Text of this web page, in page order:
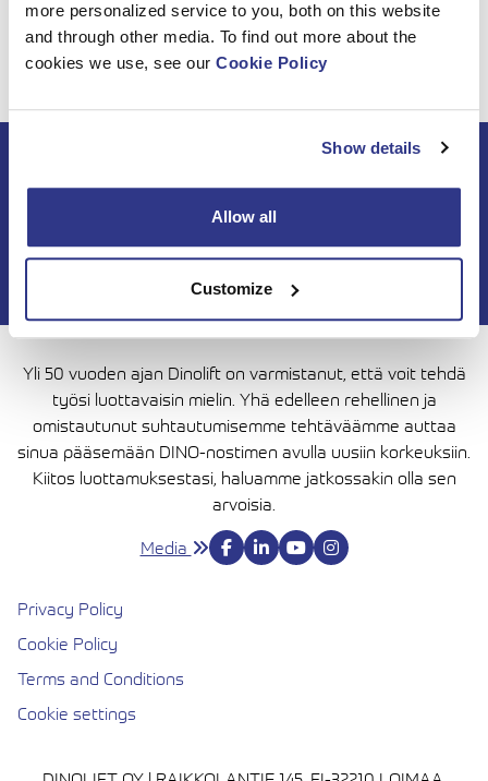
more personalized service to you, both on this website
and through other media. To find out more about the
cookies we use, see our Cookie Policy
Show details
Allow all
Customize
Tilaa DINO-uutiskirje
Yli 50 vuoden ajan Dinolift on varmistanut, että voit tehdä
työsi luottavaisin mielin. Yhä edelleen rehellinen ja
omistautunut suhtautumisemme tehtäväämme auttaa
sinua pääsemään DINO-nostimen avulla uusiin korkeuksiin.
Kiitos luottamuksestasi, haluamme jatkossakin olla sen
arvoisia.
Media
Privacy Policy
Cookie Policy
Terms and Conditions
Cookie settings